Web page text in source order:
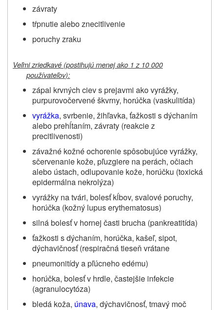
závraty
tŕpnutie alebo znecitlivenie
poruchy zraku
Veľmi zriedkavé (postihujú menej ako 1 z 10 000
používateľov):
zápal krvných ciev s prejavmi ako vyrážky,
purpurovočervené škvrny, horúčka (vaskulitída)
vyrážka, svrbenie, žihľavka, ťažkosti s dýchaním
alebo prehĺtaním, závraty (reakcie z
precitlivenosti)
závažné kožné ochorenie spôsobujúce vyrážky,
sčervenanie kože, pľuzgiere na perách, očiach
alebo ústach, odlupovanie kože, horúčku (toxická
epidermálna nekrolýza)
vyrážky na tvári, bolesť kĺbov, svalové poruchy,
horúčka (kožný lupus erythematosus)
silná bolesť v hornej časti brucha (pankreatitída)
ťažkosti s dýchaním, horúčka, kašeľ, sipot,
dýchavičnosť (respiračná tieseň vrátane
pneumonitídy a pľúcneho edému)
horúčka, bolesť v hrdle, častejšie infekcie
(agranulocytóza)
bledá koža, únava, dýchavičnosť, tmavý moč